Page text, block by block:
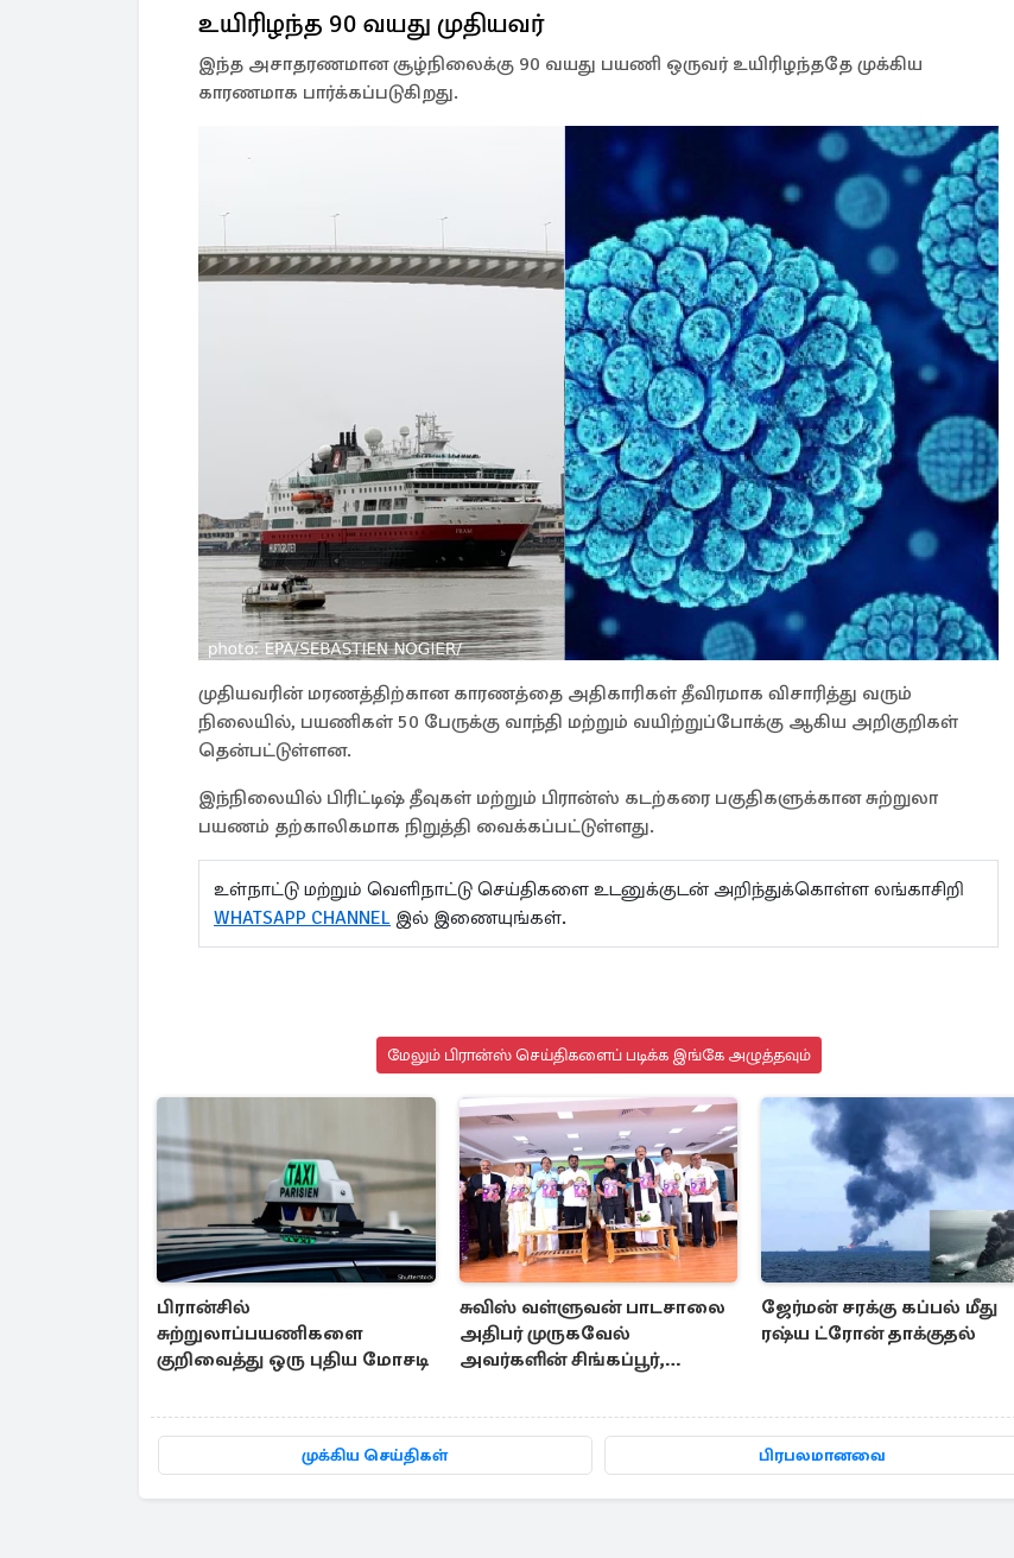
உயிரிழந்த 90 வயது முதியவர்
இந்த அசாதரணமான சூழ்நிலைக்கு 90 வயது பயணி ஒருவர் உயிரிழந்ததே முக்கிய
காரணமாக பார்க்கப்படுகிறது.
முதியவரின் மரணத்திற்கான காரணத்தை அதிகாரிகள் தீவிரமாக விசாரித்து வரும்
நிலையில், பயணிகள் 50 பேருக்கு வாந்தி மற்றும் வயிற்றுப்போக்கு ஆகிய அறிகுறிகள்
தென்பட்டுள்ளன.
இந்நிலையில் பிரிட்டிஷ் தீவுகள் மற்றும் பிரான்ஸ் கடற்கரை பகுதிகளுக்கான சுற்றுலா
பயணம் தற்காலிகமாக நிறுத்தி வைக்கப்பட்டுள்ளது.
உள்நாட்டு மற்றும் வெளிநாட்டு செய்திகளை உடனுக்குடன் அறிந்துக்கொள்ள லங்காசிறி
WHATSAPP CHANNEL இல் இணையுங்கள்.
மேலும் பிரான்ஸ் செய்திகளைப் படிக்க இங்கே அழுத்தவும்
பிரான்சில்
சுற்றுலாப்பயணிகளை
குறிவைத்து ஒரு புதிய மோசடி
சுவிஸ் வள்ளுவன் பாடசாலை
அதிபர் முருகவேல்
அவர்களின் சிங்கப்பூர்,
பயண அனுபவ தொகுப்பு
ஜேர்மன் சரக்கு கப்பல் மீது
ரஷ்ய ட்ரோன் தாக்குதல்
முக்கிய செய்திகள் பிரபலமானவை